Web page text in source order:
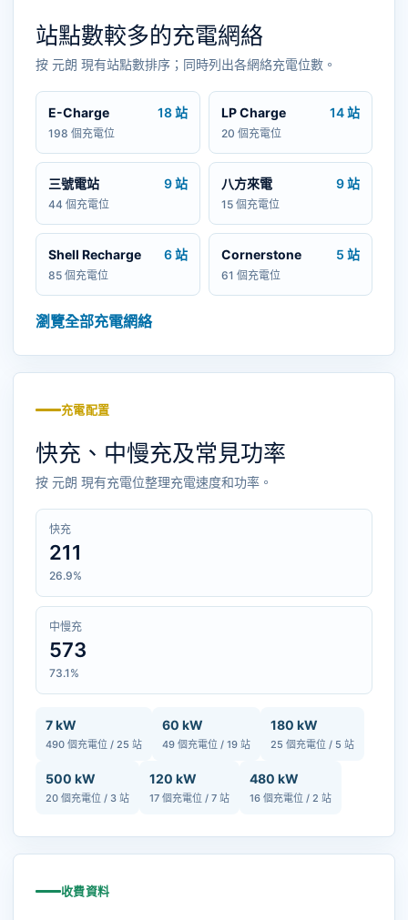
站點數較多的充電網絡
按 元朗 現有站點數排序；同時列出各網絡充電位數。
E-Charge 18 站
198 個充電位
LP Charge 14 站
20 個充電位
三號電站 9 站
44 個充電位
八方來電 9 站
15 個充電位
Shell Recharge 6 站
85 個充電位
Cornerstone 5 站
61 個充電位
瀏覽全部充電網絡
充電配置
快充、中慢充及常見功率
按 元朗 現有充電位整理充電速度和功率。
快充
211
26.9%
中慢充
573
73.1%
7 kW
490 個充電位 / 25 站
60 kW
49 個充電位 / 19 站
180 kW
25 個充電位 / 5 站
500 kW
20 個充電位 / 3 站
120 kW
17 個充電位 / 7 站
480 kW
16 個充電位 / 2 站
收費資料